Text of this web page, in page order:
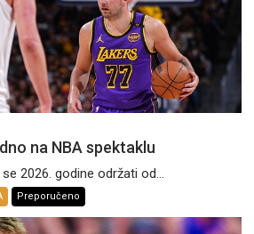
na NBA spektaklu
2026. godine održati od...
Preporučeno